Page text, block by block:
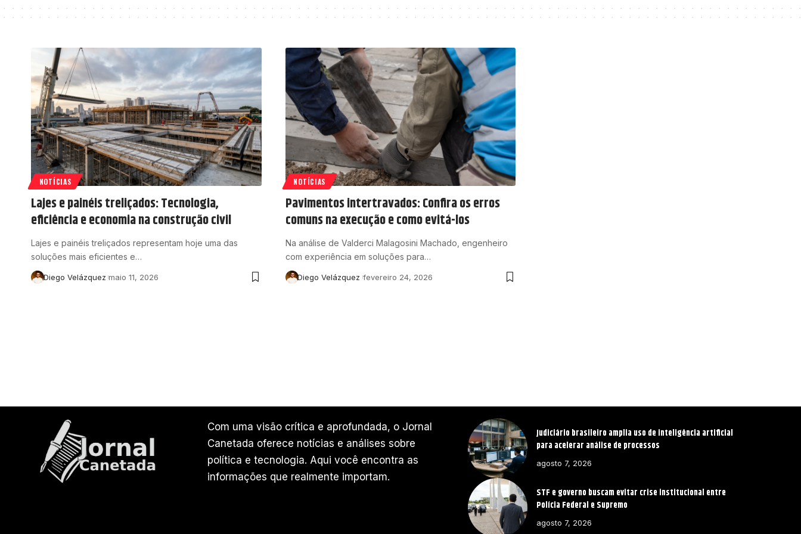
NOTÍCIAS
Lajes e painéis treliçados: Tecnologia,
eficiência e economia na construção civil
Lajes e painéis treliçados representam hoje uma das
soluções mais eficientes e…
Diego Velázquez maio 11, 2026
NOTÍCIAS
Pavimentos intertravados: Confira os erros
comuns na execução e como evitá-los
Na análise de Valderci Malagosini Machado, engenheiro
com experiência em soluções para…
Diego Velázquez fevereiro 24, 2026
Com uma visão crítica e aprofundada, o Jornal
Canetada oferece notícias e análises sobre
política e tecnologia. Aqui você encontra as
informações que realmente importam.
Judiciário brasileiro amplia uso de inteligência artificial
para acelerar análise de processos
agosto 7, 2026
STF e governo buscam evitar crise institucional entre
Polícia Federal e Supremo
agosto 7, 2026